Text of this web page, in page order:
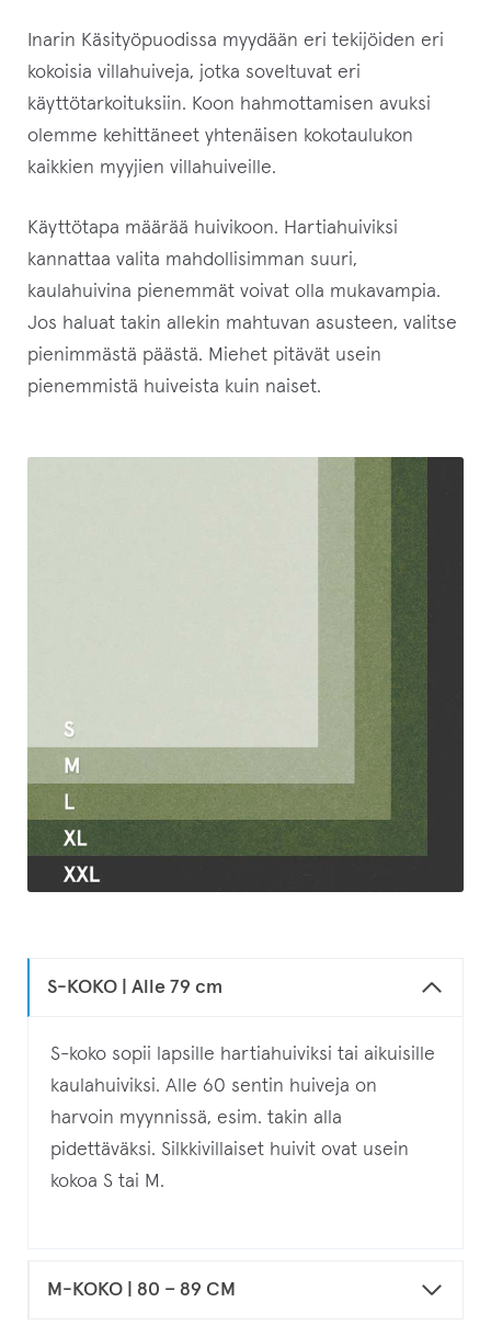
t
u
s
l
i
t
a
l
e
.
Inarin Käsityöpuodissa myydään eri tekijöiden eri
kokoisia villahuiveja, jotka soveltuvat eri
käyttötarkoituksiin. Koon hahmottamisen avuksi
olemme kehittäneet yhtenäisen kokotaulukon
kaikkien myyjien villahuiveille.
Käyttötapa määrää huivikoon. Hartiahuiviksi
kannattaa valita mahdollisimman suuri,
kaulahuivina pienemmät voivat olla mukavampia.
Jos haluat takin allekin mahtuvan asusteen, valitse
pienimmästä päästä. Miehet pitävät usein
pienemmistä huiveista kuin naiset.
S-KOKO | Alle 79 cm
S-koko sopii lapsille hartiahuiviksi tai aikuisille
kaulahuiviksi. Alle 60 sentin huiveja on
harvoin myynnissä, esim. takin alla
pidettäväksi. Silkkivillaiset huivit ovat usein
kokoa S tai M.
M-KOKO | 80 – 89 CM